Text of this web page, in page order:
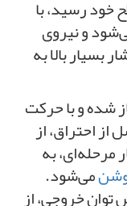
خود رسید، با
و نیروی
بسیار بالا به
شده و با حرکت
از احتراق، از
به
می‌شود.
توان خروجی، از